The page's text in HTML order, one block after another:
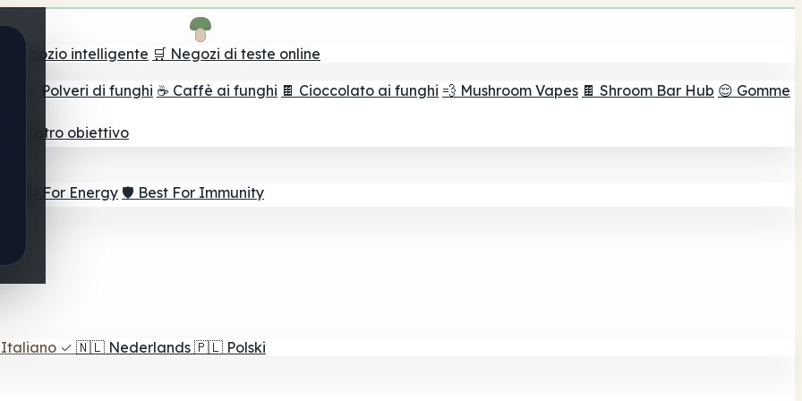
il negozio intelligente 🛒 Negozi di teste online
🫙 Polveri di funghi ☕ Caffè ai funghi 🍫 Cioccolato ai funghi 💨 Mushroom Vapes 🍫 Shroom Bar Hub 😌 Gomme
il vostro obiettivo
⚡ Best For Energy 🛡️ Best For Immunity
Italiano ✓ 🇳🇱 Nederlands 🇵🇱 Polski